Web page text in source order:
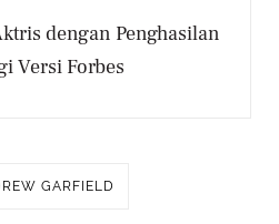
dengan Penghasilan
Versi Forbes
GARFIELD